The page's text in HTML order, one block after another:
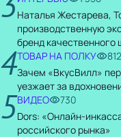
Наталья Жестарева,
производственную
бренд качественного
4ТОВАР НА ПОЛКУ
812
Зачем «ВкусВилл»
уезжает за
5ВИДЕО
730
Dors: «Онлайн-
российского рынка»